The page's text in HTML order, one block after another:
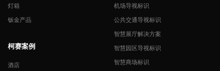
灯箱
钣金产品
柯赛案例
酒店
机场导视标识
公共交通导视标识
智慧展厅解决方案
智慧园区导视标识
智慧商场标识